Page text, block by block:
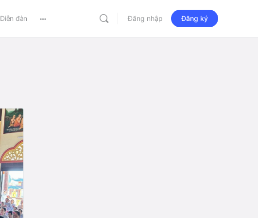
Diễn đàn Đăng nhập Đăng ký